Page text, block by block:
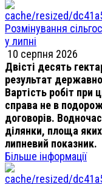
Розмінування
у липні
10 серпня 2026
Двісті десять
результат
Вартість робіт
справа не в
договорів.
ділянки, площа
липневий показник.
Більше інформації